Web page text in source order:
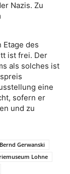
Nazis. Zu
des
ist frei. Der
als solches ist
eine
sofern er
und zu
Bernd Gerwanski
Lohne